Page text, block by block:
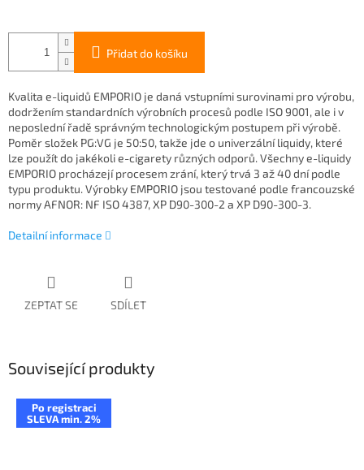
Přidat do košíku
Kvalita e-liquidů EMPORIO je daná vstupními surovinami pro výrobu,
dodržením standardních výrobních procesů podle ISO 9001, ale i v
neposlední řadě správným technologickým postupem při výrobě.
Poměr složek PG:VG je 50:50, takže jde o univerzální liquidy, které
lze použít do jakékoli e-cigarety různých odporů. Všechny e-liquidy
EMPORIO procházejí procesem zrání, který trvá 3 až 40 dní podle
typu produktu. Výrobky EMPORIO jsou testované podle francouzské
normy AFNOR: NF ISO 4387, XP D90-300-2 a XP D90-300-3.
Detailní informace
ZEPTAT SE SDÍLET
Související produkty
Po registraci
SLEVA min. 2%